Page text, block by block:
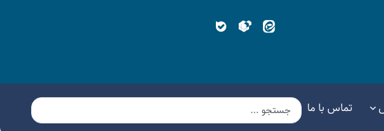
تماس با ما